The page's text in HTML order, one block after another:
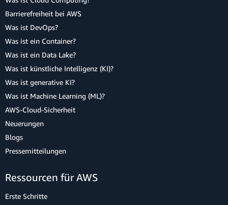
Barrierefreiheit bei AWS
Was ist DevOps?
Was ist ein Container?
Was ist ein Data Lake?
Was ist künstliche Intelligenz (KI)?
Was ist generative KI?
Was ist Machine Learning (ML)?
AWS-Cloud-Sicherheit
Neuerungen
Blogs
Pressemitteilungen
Ressourcen für AWS
Erste Schritte